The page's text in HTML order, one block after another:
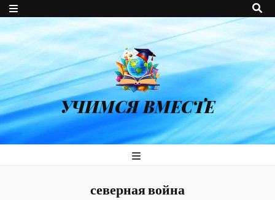
УЧИМСЯ ВМЕСТЕ
северная война